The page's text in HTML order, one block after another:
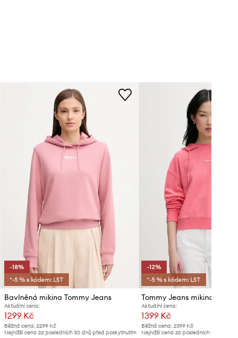
Tabulka velikosti
-18%
*-5 % s kódem: LST
Bavlněná mikina Tommy Jeans
Aktuální cena:
1299 Kč
Běžná cena:2299 Kč
Nejnižší cena za posledních 30 dnů před poskytnutím
-12%
*-5 % s kódem: LST
Aktuální cena:
1399 Kč
Běžná cena: 2399 Kč
Nejnižší cena za posledních 30 dnů